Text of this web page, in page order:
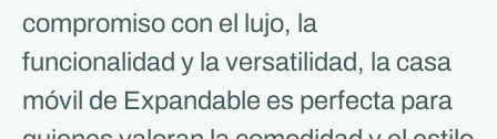
compromiso con el lujo, la
funcionalidad y la versatilidad, la casa
móvil de Expandable es perfecta para